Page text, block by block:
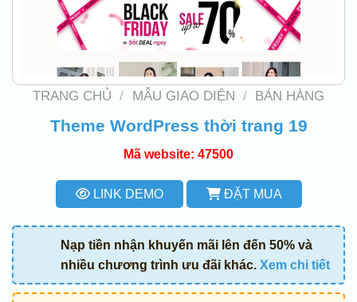
TRANG CHỦ / MẪU GIAO DIỆN / BÁN HÀNG
Theme WordPress thời trang 19
Mã website: 47500
LINK DEMO ĐẶT MUA
Nạp tiền nhận khuyến mãi lên đến 50% và
nhiều chương trình ưu đãi khác. Xem chi tiết